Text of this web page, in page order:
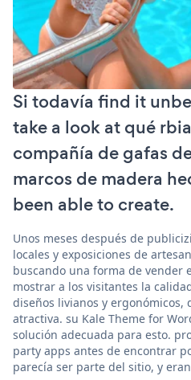
Si todavía find it
take a look at qué
compañía de gafas
marcos de madera
been able to create.
Unos meses después de
locales y exposiciones de
buscando una forma de vender
mostrar a los visitantes la
diseños livianos y ergonómicos,
atractiva. su Kale Theme for
solución adecuada para esto.
party apps antes de encontrar
parecía ser parte del sitio, y